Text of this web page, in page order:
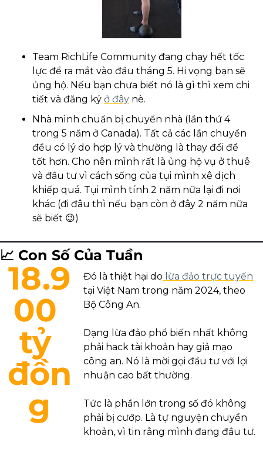
Team RichLife Community đang chạy hết tốc
lực để ra mắt vào đầu tháng 5. Hi vọng bạn sẽ
ủng hộ. Nếu bạn chưa biết nó là gì thì xem chi
tiết và đăng ký ở đây nè.
Nhà mình chuẩn bị chuyển nhà (lần thứ 4
trong 5 năm ở Canada). Tất cả các lần chuyển
đều có lý do hợp lý và thường là thay đổi để
tốt hơn. Cho nên mình rất là ủng hộ vụ ở thuê
và đầu tư vì cách sống của tụi mình xê dịch
khiếp quá. Tụi mình tính 2 năm nữa lại đi nơi
khác (đi đâu thì nếu bạn còn ở đây 2 năm nữa
sẽ biết 😉)
📈 Con Số Của Tuần
18.9
00
tỷ
đồn
g
Đó là thiệt hại do lừa đảo trực tuyến
tại Việt Nam trong năm 2024, theo
Bộ Công An.
Dạng lừa đảo phổ biến nhất không
phải hack tài khoản hay giả mạo
công an. Nó là mời gọi đầu tư với lợi
nhuận cao bất thường.
Tức là phần lớn trong số đó không
phải bị cướp. Là tự nguyện chuyển
khoản, vì tin rằng mình đang đầu tư.